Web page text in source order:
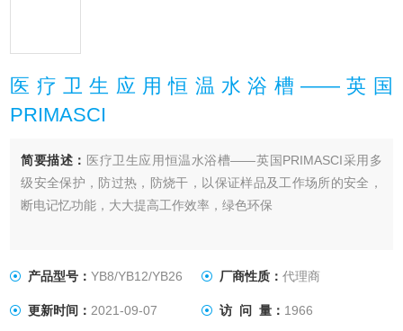
医疗卫生应用恒温水浴槽——英国
PRIMASCI
简要描述： 医疗卫生应用恒温水浴槽——英国PRIMASCI采用多
级安全保护，防过热，防烧干，以保证样品及工作场所的安全，
断电记忆功能，大大提高工作效率，绿色环保
产品型号：YB8/YB12/YB26 厂商性质： 代理商
更新时间：2021-09-07 访 问 量： 1966